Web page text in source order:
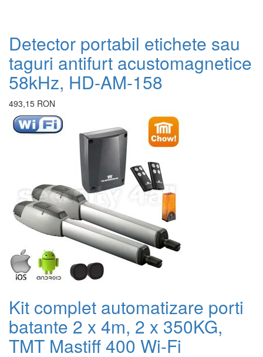
Detector portabil etichete sau
taguri antifurt acustomagnetice
58kHz, HD-AM-158
493,15 RON
Kit complet automatizare porti
batante 2 x 4m, 2 x 350KG,
TMT Mastiff 400 Wi-Fi